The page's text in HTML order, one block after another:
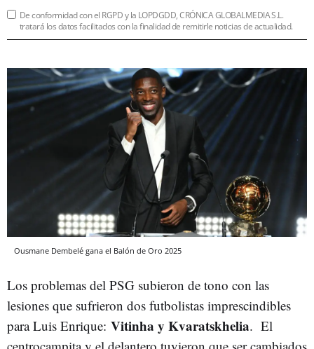
De conformidad con el RGPD y la LOPDGDD, CRÓNICA GLOBALMEDIA S.L.
tratará los datos facilitados con la finalidad de remitirle noticias de actualidad.
Ousmane Dembelé gana el Balón de Oro 2025
Los problemas del PSG subieron de tono con las
lesiones que sufrieron dos futbolistas imprescindibles
para Luis Enrique: Vitinha y Kvaratskhelia. El